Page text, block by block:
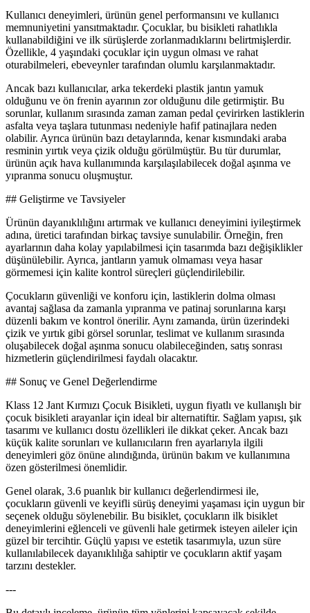
Kullanıcı deneyimleri, ürünün genel performansını ve kullanıcı
memnuniyetini yansıtmaktadır. Çocuklar, bu bisikleti rahatlıkla
kullanabildiğini ve ilk sürüşlerde zorlanmadıklarını belirtmişlerdir.
Özellikle, 4 yaşındaki çocuklar için uygun olması ve rahat
oturabilmeleri, ebeveynler tarafından olumlu karşılanmaktadır.
Ancak bazı kullanıcılar, arka tekerdeki plastik jantın yamuk
olduğunu ve ön frenin ayarının zor olduğunu dile getirmiştir. Bu
sorunlar, kullanım sırasında zaman zaman pedal çevirirken lastiklerin
asfalta veya taşlara tutunması nedeniyle hafif patinajlara neden
olabilir. Ayrıca ürünün bazı detaylarında, kenar kısmındaki araba
resminin yırtık veya çizik olduğu görülmüştür. Bu tür durumlar,
ürünün açık hava kullanımında karşılaşılabilecek doğal aşınma ve
yıpranma sonucu oluşmuştur.
## Geliştirme ve Tavsiyeler
Ürünün dayanıklılığını artırmak ve kullanıcı deneyimini iyileştirmek
adına, üretici tarafından birkaç tavsiye sunulabilir. Örneğin, fren
ayarlarının daha kolay yapılabilmesi için tasarımda bazı değişiklikler
düşünülebilir. Ayrıca, jantların yamuk olmaması veya hasar
görmemesi için kalite kontrol süreçleri güçlendirilebilir.
Çocukların güvenliği ve konforu için, lastiklerin dolma olması
avantaj sağlasa da zamanla yıpranma ve patinaj sorunlarına karşı
düzenli bakım ve kontrol önerilir. Aynı zamanda, ürün üzerindeki
çizik ve yırtık gibi görsel sorunlar, teslimat ve kullanım sırasında
oluşabilecek doğal aşınma sonucu olabileceğinden, satış sonrası
hizmetlerin güçlendirilmesi faydalı olacaktır.
## Sonuç ve Genel Değerlendirme
Klass 12 Jant Kırmızı Çocuk Bisikleti, uygun fiyatlı ve kullanışlı bir
çocuk bisikleti arayanlar için ideal bir alternatiftir. Sağlam yapısı, şık
tasarımı ve kullanıcı dostu özellikleri ile dikkat çeker. Ancak bazı
küçük kalite sorunları ve kullanıcıların fren ayarlarıyla ilgili
deneyimleri göz önüne alındığında, ürünün bakım ve kullanımına
özen gösterilmesi önemlidir.
Genel olarak, 3.6 puanlık bir kullanıcı değerlendirmesi ile,
çocukların güvenli ve keyifli sürüş deneyimi yaşaması için uygun bir
seçenek olduğu söylenebilir. Bu bisiklet, çocukların ilk bisiklet
deneyimlerini eğlenceli ve güvenli hale getirmek isteyen aileler için
güzel bir tercihtir. Güçlü yapısı ve estetik tasarımıyla, uzun süre
kullanılabilecek dayanıklılığa sahiptir ve çocukların aktif yaşam
tarzını destekler.
---